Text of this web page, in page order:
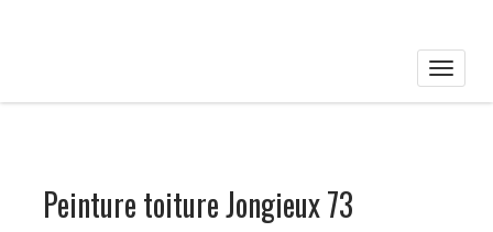
Toggle
Peinture toiture Jongieux 73